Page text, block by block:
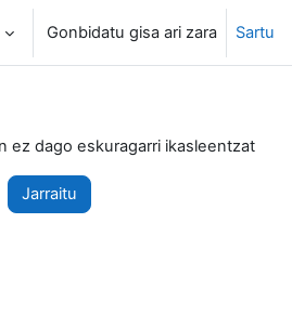
Gonbidatu gisa ari zara Sartu
ez dago eskuragarri ikasleentzat
Jarraitu